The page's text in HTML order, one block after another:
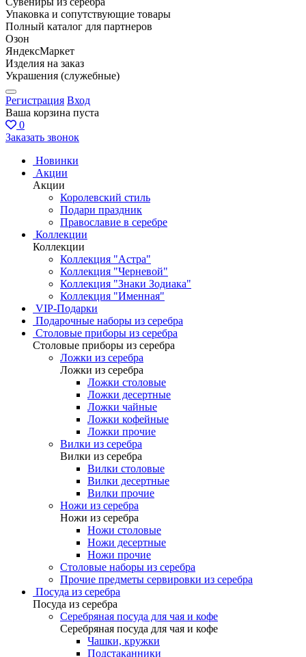
Упаковка и сопутствующие товары
Полный каталог для партнеров
Озон
ЯндексМаркет
Изделия на заказ
Украшения (служебные)
Регистрация Вход
Ваша корзина пуста
0
Заказать звонок
Новинки
Акции
Акции
Королевский стиль
Подари праздник
Православие в серебре
Коллекции
Коллекции
Коллекция "Астра"
Коллекция "Черневой"
Коллекция "Знаки Зодиака"
Коллекция "Именная"
VIP-Подарки
Подарочные наборы из серебра
Столовые приборы из серебра
Столовые приборы из серебра
Ложки из серебра
Ложки из серебра
Ложки столовые
Ложки десертные
Ложки чайные
Ложки кофейные
Ложки прочие
Вилки из серебра
Вилки из серебра
Вилки столовые
Вилки десертные
Вилки прочие
Ножи из серебра
Ножи из серебра
Ножи столовые
Ножи десертные
Ножи прочие
Столовые наборы из серебра
Прочие предметы сервировки из серебра
Посуда из серебра
Посуда из серебра
Серебряная посуда для чая и кофе
Серебряная посуда для чая и кофе
Чашки, кружки
Подстаканники